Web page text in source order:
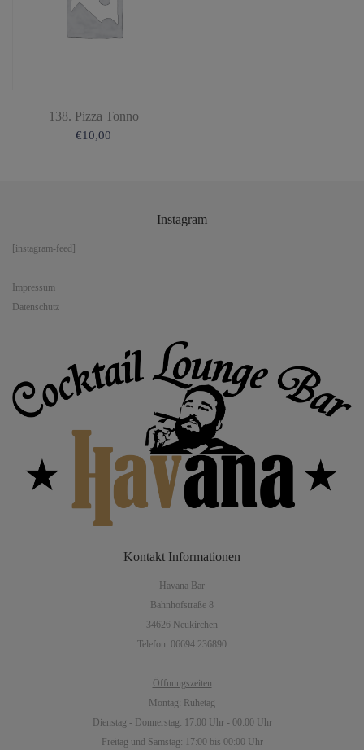
138. Pizza Tonno
€10,00
Instagram
[instagram-feed]
Impressum
Datenschutz
Kontakt Informationen
Havana Bar
Bahnhofstraße 8
34626 Neukirchen
Telefon: 06694 236890
Öffnungszeiten
Montag: Ruhetag
Dienstag - Donnerstag: 17:00 Uhr - 00:00 Uhr
Freitag und Samstag: 17:00 bis 00:00 Uhr